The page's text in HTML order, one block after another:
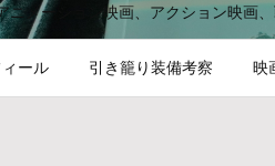
メーション映画、アクション映画
ール 引き籠り装備考察 映